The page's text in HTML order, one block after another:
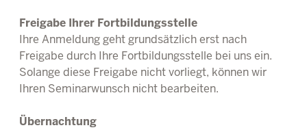
Freigabe Ihrer Fortbildungsstelle
Ihre Anmeldung geht grundsätzlich erst nach
Freigabe durch Ihre Fortbildungsstelle bei uns ein.
Solange diese Freigabe nicht vorliegt, können wir
Ihren Seminarwunsch nicht bearbeiten.
Übernachtung